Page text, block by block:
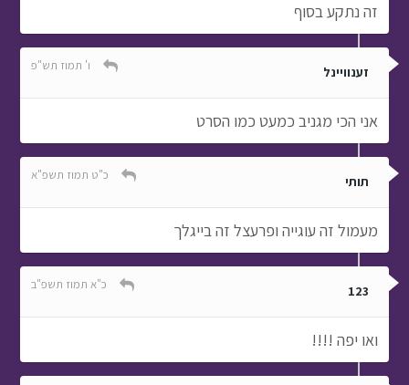
זה נתקע בסוף
זענוויינל ו' תמוז תש"פ
אני הכי מגניב כמעט כמו הסרט
תותי כ"ט תמוז תשפ"א
מעמול זה עוגייה ופרעצל זה בייגלך
123 כ"א תמוז תשפ"ב
ואו יפה !!!!